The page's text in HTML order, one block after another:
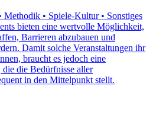
Methodik • Spiele-Kultur • Sonstiges
bieten eine wertvolle Möglichkeit,
Barrieren abzubauen und
Damit solche Veranstaltungen ihr
braucht es jedoch eine
die Bedürfnisse aller
in den Mittelpunkt stellt.